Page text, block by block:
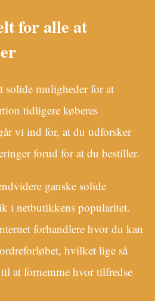
for alle at
solide muligheder for at
tidligere køberes
vi ind for, at du udforsker
forud for at du bestiller.
ganske solide
i netbutikkens popularitet.
forhandlere hvor du kan
hvilket lige så
at fornemme hvor tilfredse